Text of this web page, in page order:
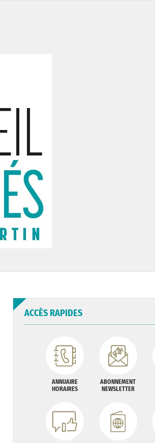
ACCÈS RAPIDES
ANNUAIRE
HORAIRES
ABONNEMENT
NEWSLETTER